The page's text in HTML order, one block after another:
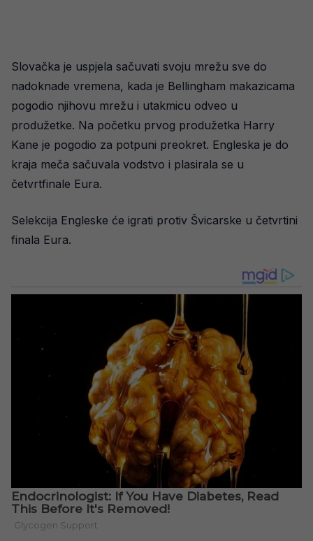
Slovačka je uspjela sačuvati svoju mrežu sve do
nadoknade vremena, kada je Bellingham makazicama
pogodio njihovu mrežu i utakmicu odveo u
produžetke. Na početku prvog produžetka Harry
Kane je pogodio za potpuni preokret. Engleska je do
kraja meča sačuvala vodstvo i plasirala se u
četvrtfinale Eura.
Selekcija Engleske će igrati protiv Švicarske u četvrtini
finala Eura.